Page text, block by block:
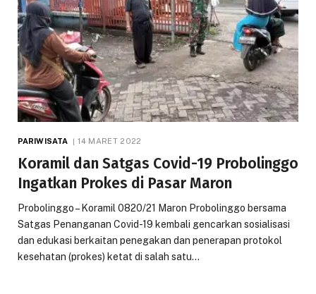
PARIWISATA 14 MARET 2022
Koramil dan Satgas Covid-19 Probolinggo
Ingatkan Prokes di Pasar Maron
Probolinggo – Koramil 0820/21 Maron Probolinggo bersama
Satgas Penanganan Covid-19 kembali gencarkan sosialisasi
dan edukasi berkaitan penegakan dan penerapan protokol
kesehatan (prokes) ketat di salah satu…